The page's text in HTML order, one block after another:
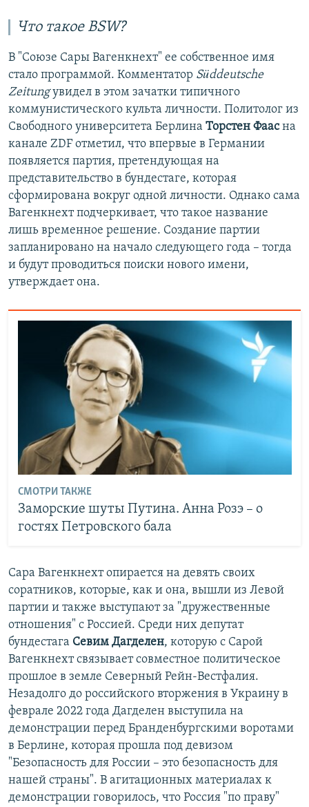
Что такое BSW?
В "Союзе Сары Вагенкнехт" ее собственное имя
стало программой. Комментатор Süddeutsche
Zeitungувидел в этом зачатки типичного
коммунистического культа личности. Политолог из
Свободного университета Берлина Торстен Фаасна
канале ZDF отметил, что впервые в Германии
появляется партия, претендующая на
представительство в бундестаге, которая
сформирована вокруг одной личности. Однако сама
Вагенкнехт подчеркивает, что такое название
лишь временное решение. Создание партии
запланировано на начало следующего года – тогда
и будут проводиться поиски нового имени,
утверждает она.
СМОТРИ ТАКЖЕ
Заморские шуты Путина. Анна Розэ – о
гостях Петровского бала
Сара Вагенкнехт опирается на девять своих
соратников, которые, как и она, вышли из Левой
партии и также выступают за "дружественные
отношения" с Россией. Среди них депутат
бундестага Севим Дагделен, которую с Сарой
Вагенкнехт связывает совместное политическое
прошлое в земле Северный Рейн-Вестфалия.
Незадолго до российского вторжения в Украину в
феврале 2022 года Дагделен выступила на
демонстрации перед Бранденбургскими воротами
в Берлине, которая прошла под девизом
"Безопасность для России – это безопасность для
нашей страны". В агитационных материалах к
демонстрации говорилось, что Россия "по праву"